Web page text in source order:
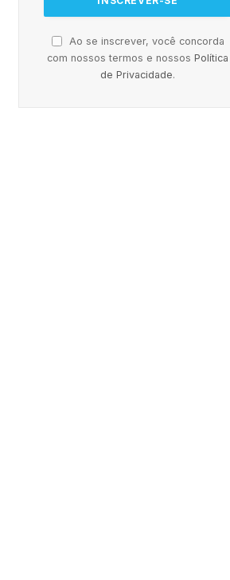
Ao se inscrever, você concorda
com nossos termos e nossos Política
de Privacidade.